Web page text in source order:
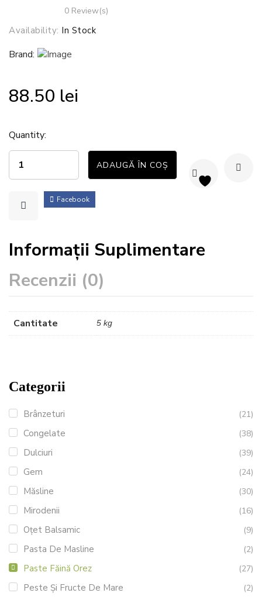
Categorii
Brânzeturi (21)
Congelate (38)
Dulciuri (39)
Gem (24)
Măsline (30)
Mirodenii (16)
Oțet Balsamic (9)
Pasta De Masline (2)
Paste Făină Orez (27)
Peste Și Fructe De Mare (2)
0 Review(s)
Availability: In Stock
Brand:
88.50 lei
Quantity:
ADAUGĂ ÎN COȘ
Facebook
Informații Suplimentare
Recenzii (0)
Cantitate 5 kg